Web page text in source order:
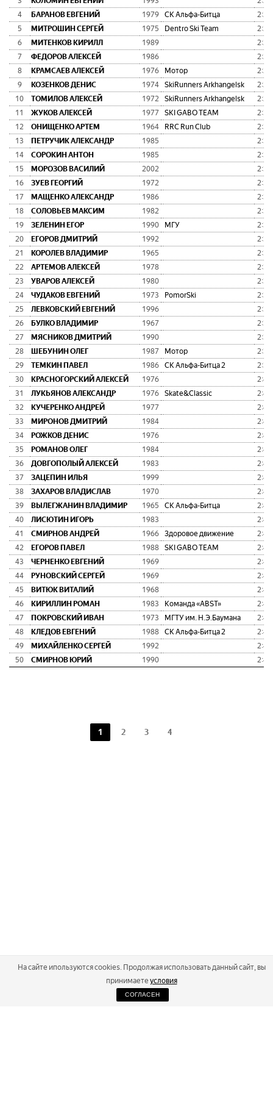
4
БАРАНОВ ЕВГЕНИЙ 1979 СК Альфа-Битца
5
МИТРОШИН СЕРГЕЙ 1975 Dentro Ski Team
6
МИТЕНКОВ КИРИЛЛ 1989
7
ФЕДОРОВ АЛЕКСЕЙ 1986
8
КРАМСАЕВ АЛЕКСЕЙ 1976 Мотор
9
КОЗЕНКОВ ДЕНИС 1974 SkiRunners Arkhangelsk
10
ТОМИЛОВ АЛЕКСЕЙ 1972 SkiRunners Arkhangelsk
11
ЖУКОВ АЛЕКСЕЙ 1977 SKI GABO TEAM
12
ОНИЩЕНКО АРТЕМ 1964 RRC Run Club
13
ПЕТРУЧИК АЛЕКСАНДР 1985
14
СОРОКИН АНТОН 1985
15
МОРОЗОВ ВАСИЛИЙ 2002
16
ЗУЕВ ГЕОРГИЙ 1972
17
МАЩЕНКО АЛЕКСАНДР 1986
18
СОЛОВЬЕВ МАКСИМ 1982
19
ЗЕЛЕНИН ЕГОР 1990 МГУ
20
ЕГОРОВ ДМИТРИЙ 1992
21
КОРОЛЕВ ВЛАДИМИР 1965
22
АРТЕМОВ АЛЕКСЕЙ 1978
23
УВАРОВ АЛЕКСЕЙ 1980
24
ЧУДАКОВ ЕВГЕНИЙ 1973 PomorSki
25
ЛЕВКОВСКИЙ ЕВГЕНИЙ 1996
26
БУЛКО ВЛАДИМИР 1967
27
МЯСНИКОВ ДМИТРИЙ 1990
28
ШЕБУНИН ОЛЕГ 1987 Мотор
29
ТЕМКИН ПАВЕЛ 1986 СК Альфа-Битца 2
30
КРАСНОГОРСКИЙ АЛЕКСЕЙ 1976
31
ЛУКЬЯНОВ АЛЕКСАНДР 1976 Skate&Classic
32
КУЧЕРЕНКО АНДРЕЙ 1977
33
МИРОНОВ ДМИТРИЙ 1984
34
РОЖКОВ ДЕНИС 1976
35
РОМАНОВ ОЛЕГ 1984
36
ДОВГОПОЛЫЙ АЛЕКСЕЙ 1983
37
ЗАЦЕПИН ИЛЬЯ 1999
38
ЗАХАРОВ ВЛАДИСЛАВ 1970
39
ВЫЛЕГЖАНИН ВЛАДИМИР 1965 СК Альфа-Битца
40
ЛИСЮТИН ИГОРЬ 1983
41
СМИРНОВ АНДРЕЙ 1966 Здоровое движение
42
ЕГОРОВ ПАВЕЛ 1988 SKI GABO TEAM
43
ЧЕРНЕНКО ЕВГЕНИЙ 1969
44
РУНОВСКИЙ СЕРГЕЙ 1969
45
ВИТЮК ВИТАЛИЙ 1968
46
КИРИЛЛИН РОМАН 1983 Команда «ABST»
47
ПОКРОВСКИЙ ИВАН 1973 МГТУ им. Н.Э.Баумана
48
КЛЕДОВ ЕВГЕНИЙ 1988 СК Альфа-Битца 2
49
МИХАЙЛЕНКО СЕРГЕЙ 1992
50
СМИРНОВ ЮРИЙ 1990
1 2 3 4
2026
На сайте ипользуются cookies. Продолжая использовать данный сайт, вы
принимаете условия
СОГЛАСЕН